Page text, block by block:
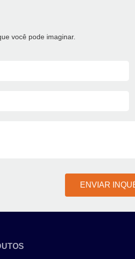
você pode imaginar.
ENVIAR